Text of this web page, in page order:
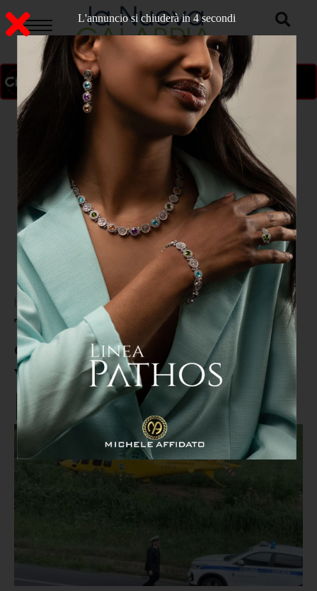
ON AIR
Home > CRONACA
Tragedia a Botricello: si lancia
dalla finestra per sfuggire alla
violenza del marito
L'annuncio si chiuderà in 3 secondi